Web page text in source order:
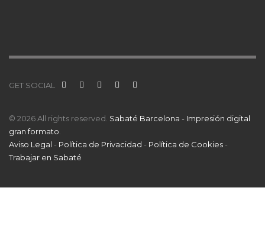
GET SOCIAL
© 2026 All rights reserved. Sabaté Barcelona - Impresión digital
gran formato
Aviso Legal - Política de Privacidad - Política de Cookies -
Trabajar en Sabaté